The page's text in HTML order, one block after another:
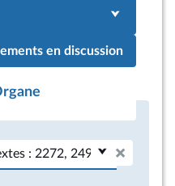
en discussion